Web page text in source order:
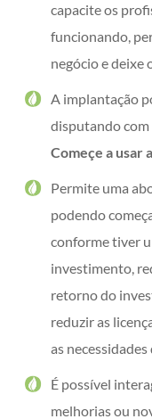
capacite os
funcionando,
negócio e deixe
A implantação
disputando
Começe a usar
Permite uma
podendo
conforme tiver
investimento,
retorno do
reduzir as
as
É possível
melhorias ou